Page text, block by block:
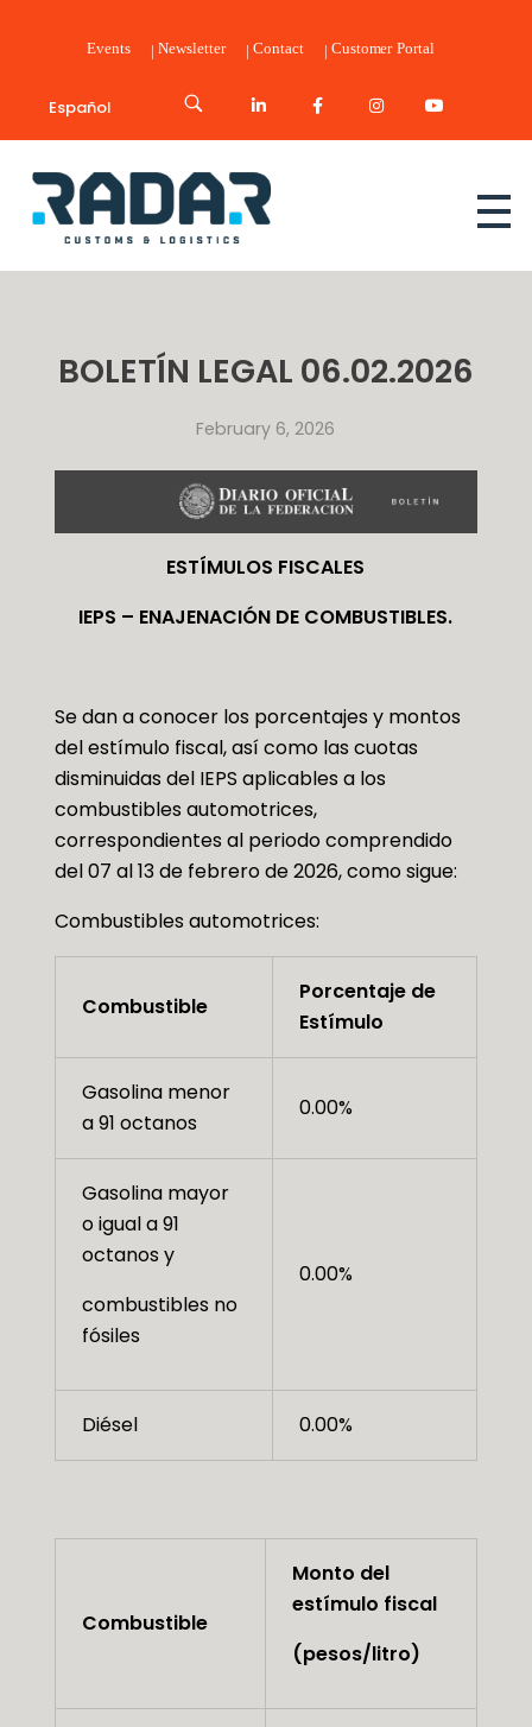
Events Newsletter Contact Customer Portal
Español
Radar Customs & Logistics
BOLETÍN LEGAL 06.02.2026
February 6, 2026
ESTÍMULOS FISCALES
IEPS – ENAJENACIÓN DE COMBUSTIBLES.
Se dan a conocer los porcentajes y montos
del estímulo fiscal, así como las cuotas
disminuidas del IEPS aplicables a los
combustibles automotrices,
correspondientes al periodo comprendido
del 07 al 13 de febrero de 2026, como sigue:
Combustibles automotrices:
Combustible
Porcentaje de
Estímulo
Gasolina menor
a 91 octanos
0.00%
Gasolina mayor
o igual a 91
octanos y
combustibles no
fósiles
0.00%
Diésel 0.00%
Combustible
Monto del
estímulo fiscal
(pesos/litro)